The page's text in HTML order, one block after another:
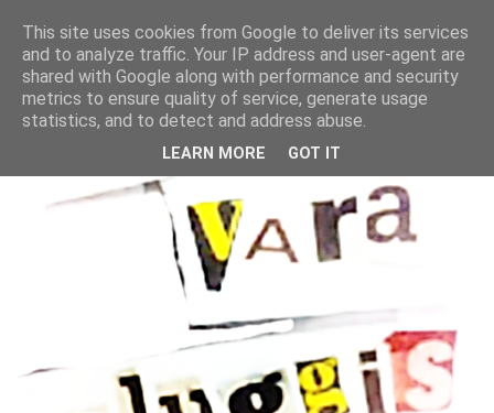
This site uses cookies from Google to deliver its services
and to analyze traffic. Your IP address and user-agent are
shared with Google along with performance and security
metrics to ensure quality of service, generate usage
statistics, and to detect and address abuse.
LEARN MORE GOT IT